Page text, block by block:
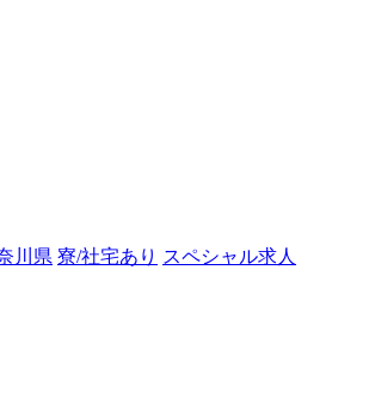
川県 寮/社宅あり スペシャル求人